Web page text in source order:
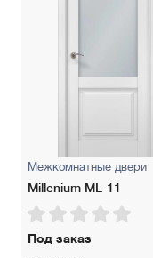
Межкомнатные двери
Millenium ML-11
Под заказ